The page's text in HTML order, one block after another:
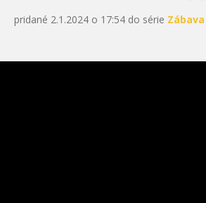
pridané 2.1.2024 o 17:54 do série Zábava